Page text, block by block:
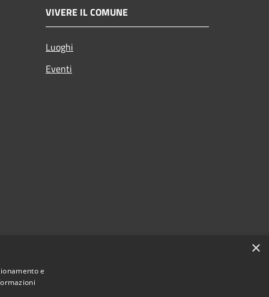
VIVERE IL COMUNE
Luoghi
Eventi
×
e